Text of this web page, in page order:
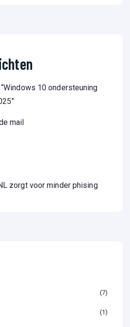
10 ondersteuning
mail
zorgt voor minder phising
7
1